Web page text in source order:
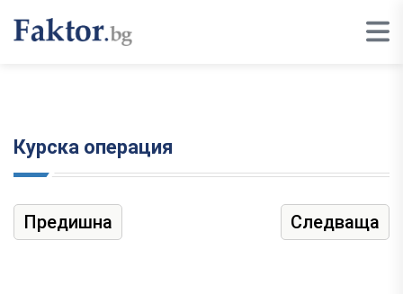
Курска операция
Предишна Следваща